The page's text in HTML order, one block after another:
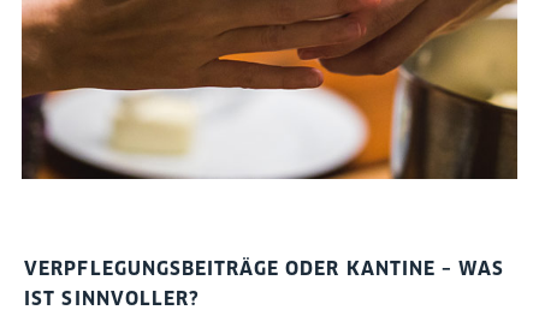
VERPFLEGUNGSBEITRÄGE ODER KANTINE – WAS
IST SINNVOLLER?